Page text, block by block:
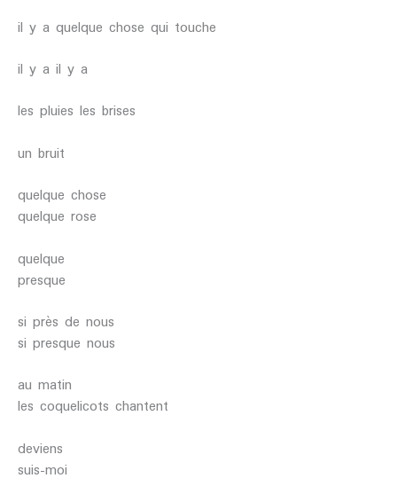
il y a quelque chose qui touche
il y a il y a
les pluies les brises
un bruit
quelque chose
quelque rose
quelque
presque
si près de nous
si presque nous
au matin
les coquelicots chantent
deviens
suis-moi